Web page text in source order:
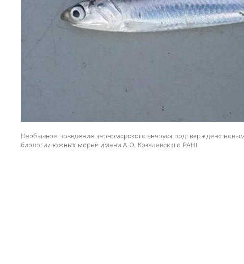
Необычное поведение черноморского анчоуса подтверждено
биологии южных морей имени А.О. Ковалевского РАН